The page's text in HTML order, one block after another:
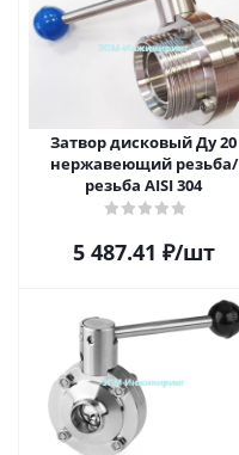
Затвор дисковый Ду 20
нержавеющий резьба/
резьба AISI 304
5 487.41 ₽/шт